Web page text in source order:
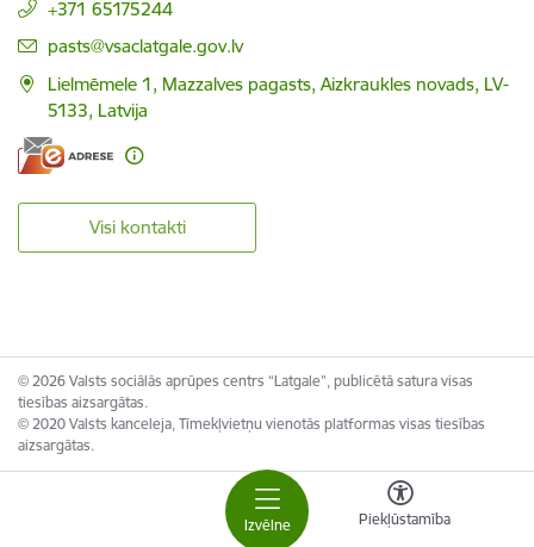
Izvēlne Piekļūstamība
+371 65175244
E-pasts:
pasts@vsaclatgale.gov.lv
Lielmēmele 1, Mazzalves pagasts, Aizkraukles novads, LV-
5133, Latvija
Visi kontakti
© 2026 Valsts sociālās aprūpes centrs “Latgale”, publicētā satura visas
tiesības aizsargātas.
© 2020 Valsts kanceleja, Tīmekļvietņu vienotās platformas visas tiesības
aizsargātas.